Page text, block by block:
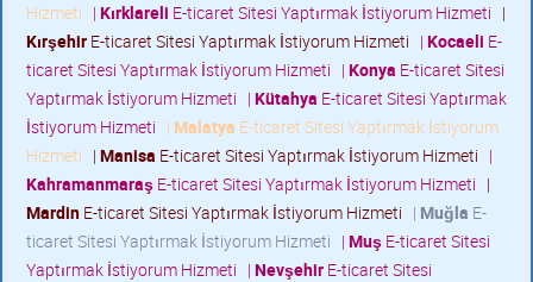
Hizmeti | Kırklareli E-ticaret Sitesi Yaptırmak İstiyorum Hizmeti |
Kırşehir E-ticaret Sitesi Yaptırmak İstiyorum Hizmeti | Kocaeli E-
ticaret Sitesi Yaptırmak İstiyorum Hizmeti | Konya E-ticaret Sitesi
Yaptırmak İstiyorum Hizmeti | Kütahya E-ticaret Sitesi Yaptırmak
İstiyorum Hizmeti | Malatya E-ticaret Sitesi Yaptırmak İstiyorum
Hizmeti | Manisa E-ticaret Sitesi Yaptırmak İstiyorum Hizmeti |
Kahramanmaraş E-ticaret Sitesi Yaptırmak İstiyorum Hizmeti |
Mardin E-ticaret Sitesi Yaptırmak İstiyorum Hizmeti | Muğla E-
ticaret Sitesi Yaptırmak İstiyorum Hizmeti | Muş E-ticaret Sitesi
Yaptırmak İstiyorum Hizmeti | Nevşehir E-ticaret Sitesi